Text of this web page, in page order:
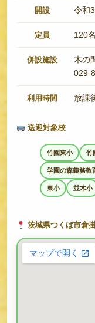
開設 令和
定員 120名
併設施設
木の
029-
利用時間 放課
送迎対象校
竹園東小 竹
学園の森義務教
東小 並木小
茨城県つくば市倉